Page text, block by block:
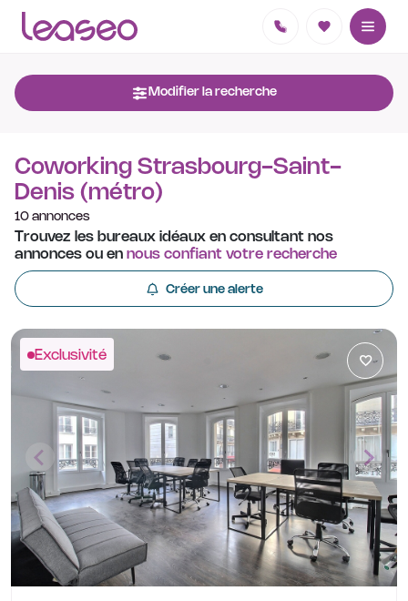
Modifier la recherche
Coworking Strasbourg-Saint-
Denis (métro)
10 annonces
Trouvez les bureaux idéaux en consultant nos
annonces ou en nous confiant votre recherche
Créer une alerte
Exclusivité